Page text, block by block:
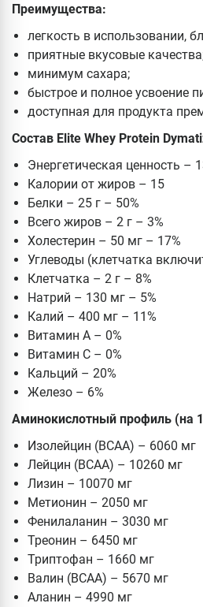
Преимущества:
легкость в использовании,
приятные вкусовые
минимум сахара;
быстрое и полное усвоение
доступная для продукта
Состав Elite Whey Protein
Энергетическая ценность –
Калории от жиров – 15
Белки – 25 г – 50%
Всего жиров – 2 г – 3%
Холестерин – 50 мг – 17%
Углеводы (клетчатка
Клетчатка – 2 г – 8%
Натрий – 130 мг – 5%
Калий – 400 мг – 11%
Витамин А – 0%
Витамин С – 0%
Кальций – 20%
Железо – 6%
Аминокислотный профиль (на
Изолейцин (BCAA) – 6060 мг
Лейцин (BCAA) – 10260 мг
Лизин – 10070 мг
Метионин – 2050 мг
Фенилаланин – 3030 мг
Треонин – 6450 мг
Триптофан – 1660 мг
Валин (BCAA) – 5670 мг
Аланин – 4990 мг